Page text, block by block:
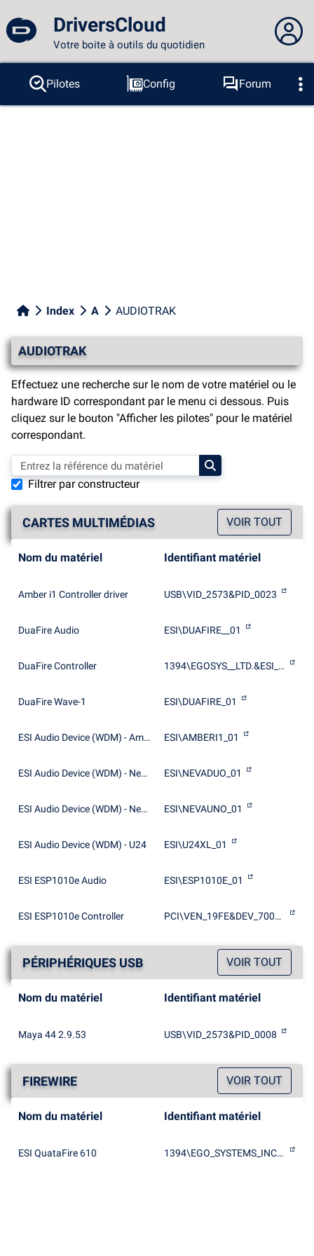
DriversCloud
Votre boite à outils du quotidien
Vous n'êtes pas connecté...
Connexion au site
Pilotes Config
Forum
Sondes
BSOD Outils
Index A AUDIOTRAK
AUDIOTRAK
Effectuez une recherche sur le nom de votre matériel ou le
hardware ID correspondant par le menu ci dessous. Puis
cliquez sur le bouton "Afficher les pilotes" pour le matériel
correspondant.
Filtrer par constructeur
CARTES MULTIMÉDIAS VOIR TOUT
Nom du matériel Identifiant matériel
Amber i1 Controller driver USB\VID_2573&PID_0023
DuaFire Audio ESI\DUAFIRE__01
DuaFire Controller 1394\EGOSYS__LTD.&ESI_DUAFIRE
DuaFire Wave-1 ESI\DUAFIRE_01
ESI Audio Device (WDM) - Amber i1 ESI\AMBERI1_01
ESI Audio Device (WDM) - Neva Duo ESI\NEVADUO_01
ESI Audio Device (WDM) - Neva Uno ESI\NEVAUNO_01
ESI Audio Device (WDM) - U24 ESI\U24XL_01
ESI ESP1010e Audio ESI\ESP1010E_01
ESI ESP1010e Controller PCI\VEN_19FE&DEV_7000&SUBSYS_00110E51
PÉRIPHÉRIQUES USB VOIR TOUT
Nom du matériel Identifiant matériel
Maya 44 2.9.53 USB\VID_2573&PID_0008
FIREWIRE VOIR TOUT
Nom du matériel Identifiant matériel
ESI QuataFire 610 1394\EGO_SYSTEMS_INC&QUATA_FIRE